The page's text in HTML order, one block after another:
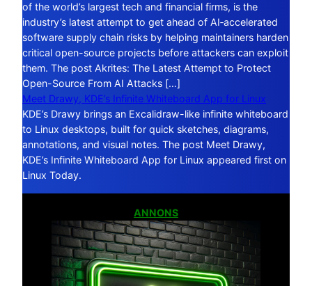
of the world’s largest tech and financial firms, is the
industry’s latest attempt to get ahead of AI‑accelerated
software supply chain risks by helping maintainers harden
critical open-source projects before attackers can exploit
them. The post Akrites: The Latest Attempt to Protect
Open-Source From AI Attacks […]
Meet Drawy, KDE’s Infinite Whiteboard App for Linux
KDE’s Drawy brings an Excalidraw-like infinite whiteboard
to Linux desktops, built for quick sketches, diagrams,
annotations, and visual notes. The post Meet Drawy,
KDE’s Infinite Whiteboard App for Linux appeared first on
Linux Today.
ANNONS